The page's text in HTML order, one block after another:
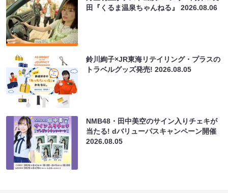
田『くるま温泉ちゃんねる』2026.08.06
鈴川絢子×JR東海リテイリング・プラスの
トラベルグッズ発売!2026.08.05
NMB48・田中美空のサイン入りチェキが
当たる! dバリューパスキャンペーン開催
2026.08.05